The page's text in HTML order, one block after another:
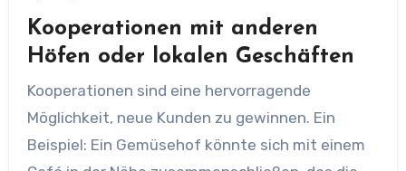
Kooperationen mit anderen
Höfen oder lokalen Geschäften
Kooperationen sind eine hervorragende
Möglichkeit, neue Kunden zu gewinnen. Ein
Beispiel: Ein Gemüsehof könnte sich mit einem